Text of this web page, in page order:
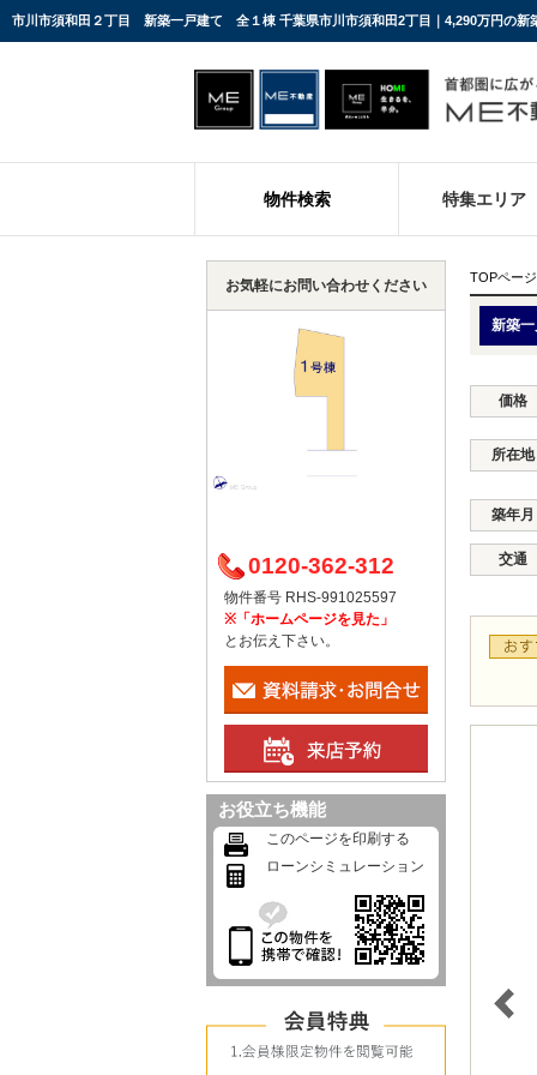
市川市須和田２丁目 新築一戸建て 全１棟 千葉県市川市須和田2丁目｜4,290万円の新
物件検索 特集エリア
TOPページ
新築
価格
所在地
築年月
交通
お気軽にお問い合わせください
0120-362-312
物件番号 RHS-991025597
※「ホームページを見た」
とお伝え下さい。
お役立ち機能
このページを印刷する
ローンシミュレーション